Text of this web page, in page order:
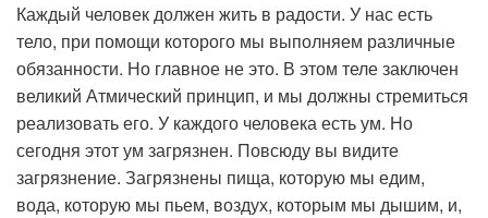
Каждый человек должен жить в радости. У нас есть
тело, при помощи которого мы выполняем различные
обязанности. Но главное не это. В этом теле заключен
великий Атмический принцип, и мы должны стремиться
реализовать его. У каждого человека есть ум. Но
сегодня этот ум загрязнен. Повсюду вы видите
загрязнение. Загрязнены пища, которую мы едим,
вода, которую мы пьем, воздух, которым мы дышим, и,